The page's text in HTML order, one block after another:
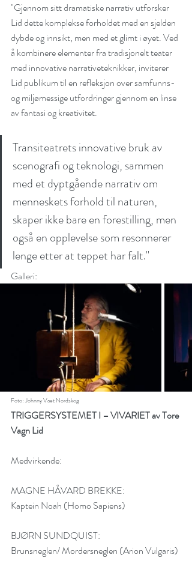
Outstanding and Highly Relevant
Reviews for the German Premiere
States of Emergency
German premiere coming up!
"Gjennom sitt dramatiske narrativ utforsker
Lid dette komplekse forholdet med en sjelden
dybde og innsikt, men med et glimt i øyet. Ved
å kombinere elementer fra tradisjonelt teater
med innovative narrativeteknikker, inviterer
Lid publikum til en refleksjon over samfunns-
og miljømessige utfordringer gjennom en linse
av fantasi og kreativitet.
Transiteatrets innovative bruk av
scenografi og teknologi, sammen
med et dyptgående narrativ om
menneskets forhold til naturen,
skaper ikke bare en forestilling, men
også en opplevelse som resonnerer
lenge etter at teppet har falt."
Galleri:
Foto: Johnny Vaet Nordskog
TRIGGERSYSTEMET I – VIVARIET av Tore
Vagn Lid
Medvirkende:
MAGNE HÅVARD BREKKE:
Kaptein Noah (Homo Sapiens)
BJØRN SUNDQUIST:
Brunsneglen/ Mordersneglen (Arion Vulgaris)